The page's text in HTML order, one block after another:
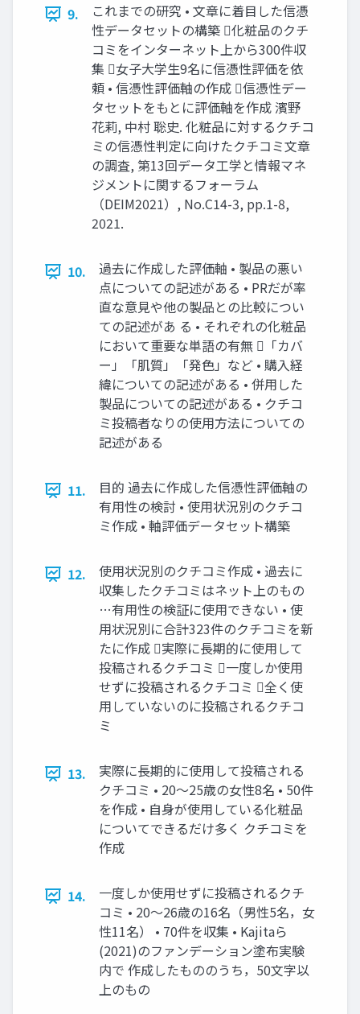
9.
これまでの研究 • 文章に着目した信憑
性データセットの構築 化粧品のクチ
コミをインターネット上から300件収
集 女子大学生9名に信憑性評価を依
頼 • 信憑性評価軸の作成 信憑性デー
タセットをもとに評価軸を作成 濱野
花莉, 中村 聡史. 化粧品に対するクチコ
ミの信憑性判定に向けたクチコミ文章
の調査, 第13回データ工学と情報マネ
ジメントに関するフォーラム
（DEIM2021）, No.C14-3, pp.1-8,
2021.
10.
過去に作成した評価軸 • 製品の悪い
点についての記述がある • PRだが率
直な意見や他の製品との比較につい
ての記述があ る • それぞれの化粧品
において重要な単語の有無 「カバ
ー」「肌質」「発色」など • 購入経
緯についての記述がある • 併用した
製品についての記述がある • クチコ
ミ投稿者なりの使用方法についての
記述がある
11.
目的 過去に作成した信憑性評価軸の
有用性の検討 • 使用状況別のクチコ
ミ作成 • 軸評価データセット構築
12.
使用状況別のクチコミ作成 • 過去に
収集したクチコミはネット上のもの
…有用性の検証に使用できない • 使
用状況別に合計323件のクチコミを新
たに作成 実際に長期的に使用して
投稿されるクチコミ 一度しか使用
せずに投稿されるクチコミ 全く使
用していないのに投稿されるクチコ
ミ
13.
実際に長期的に使用して投稿される
クチコミ • 20〜25歳の女性8名 • 50件
を作成 • 自身が使用している化粧品
についてできるだけ多く クチコミを
作成
14.
一度しか使用せずに投稿されるクチ
コミ • 20〜26歳の16名（男性5名，女
性11名） • 70件を収集 • Kajitaら
(2021)のファンデーション塗布実験
内で 作成したもののうち，50文字以
上のもの